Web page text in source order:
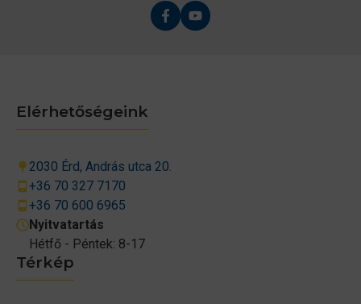
Térkép
Elérhetőségeink
2030 Érd, András utca 20.
+36 70 327 7170
+36 70 600 6965
Nyitvatartás
Hétfő - Péntek: 8-17